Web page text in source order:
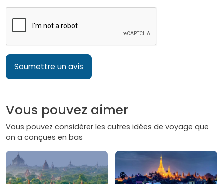
Soumettre un avis
Vous pouvez aimer
Vous pouvez considérer les autres idées de voyage que
on a conçues en bas